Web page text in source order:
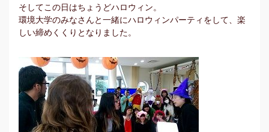
そしてこの日はちょうどハロウィン。
環境大学のみなさんと一緒にハロウィンパーティをして、楽
しい締めくくりとなりました。